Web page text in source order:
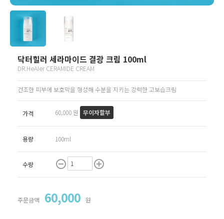
닥터힐러 세라마이드 결광 크림 100ml
DR.HeAler CERAMIDE CREAM
건조한 피부에 보호막을 형성해 수분을 지키는 강력한 고보습크림
가격 60,000 원 무이자할부
용량 100ml
수량 remove_circle_outline add_circle_outline
주문금액 60,000 원